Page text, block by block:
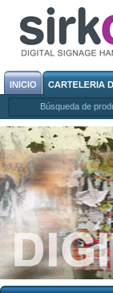
Búsqueda de